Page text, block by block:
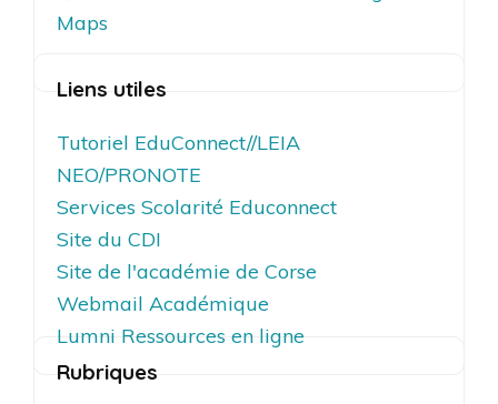
Maps
Liens utiles
Tutoriel EduConnect//LEIA
NEO/PRONOTE
Services Scolarité Educonnect
Site du CDI
Site de l'académie de Corse
Webmail Académique
Lumni Ressources en ligne
Rubriques